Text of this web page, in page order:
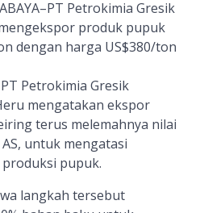
Petrokimia Gresik
produk pupuk
dengan harga US$380/ton
Petrokimia Gresik
mengatakan ekspor
terus melemahnya nilai
untuk mengatasi
pupuk.
langkah tersebut